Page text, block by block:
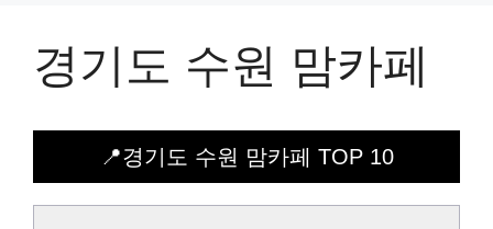
경기도 수원 맘카페
📍경기도 수원 맘카페 TOP 10